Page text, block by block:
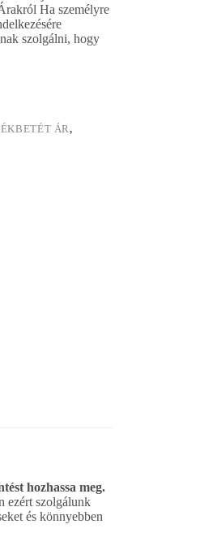
Ha személyre
szolgálni, hogy
ÁR,
hozhassa meg.
ezért szolgálunk
és könnyebben